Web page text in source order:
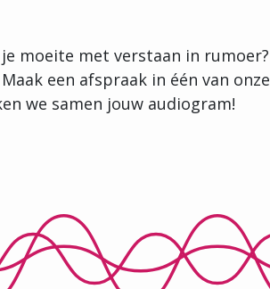
moeite met verstaan in rumoer?
een afspraak in één van onze
we samen jouw audiogram!